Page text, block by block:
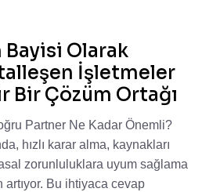
Bayisi Olarak
İşletmeler
Bir Çözüm Ortağı
Partner Ne Kadar Önemli?
hızlı karar alma, kaynakları
zorunluluklara uyum sağlama
artıyor. Bu ihtiyaca cevap